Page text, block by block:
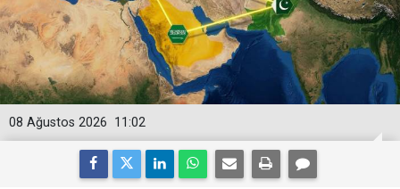
11:02
08 Ağustos 2026